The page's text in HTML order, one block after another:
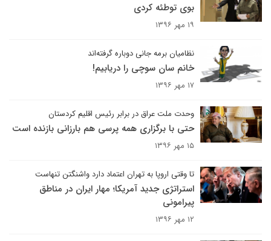
بوی توطئه کردی
۱۹ مهر ۱۳۹۶
نظامیان برمه جانی دوباره گرفته‌اند
خانم سان سوچی را دریابیم!
۱۷ مهر ۱۳۹۶
وحدت ملت عراق در برابر رئیس اقلیم کردستان
حتی با برگزاری همه پرسی هم بارزانی بازنده است
۱۵ مهر ۱۳۹۶
تا وقتی اروپا به تهران اعتماد دارد واشنگتن تنهاست
استراتژی جدید آمریکا؛ مهار ایران در مناطق
پیرامونی
۱۲ مهر ۱۳۹۶